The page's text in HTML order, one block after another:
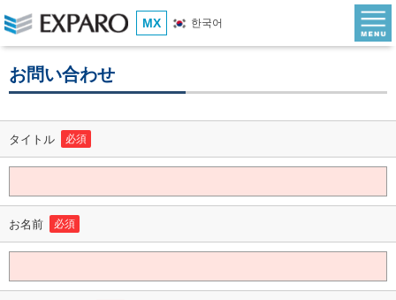
MX 한국어
お問い合わせ
タイトル 必須
お名前 必須